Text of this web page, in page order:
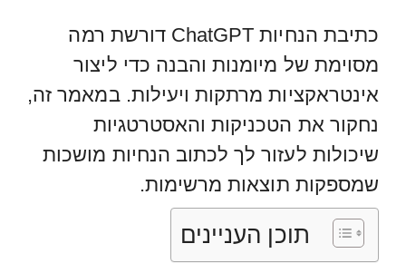
כתיבת הנחיות ChatGPT דורשת רמה
מסוימת של מיומנות והבנה כדי ליצור
אינטראקציות מרתקות ויעילות. במאמר זה,
נחקור את הטכניקות והאסטרטגיות
שיכולות לעזור לך לכתוב הנחיות מושכות
שמספקות תוצאות מרשימות.
תוכן העניינים